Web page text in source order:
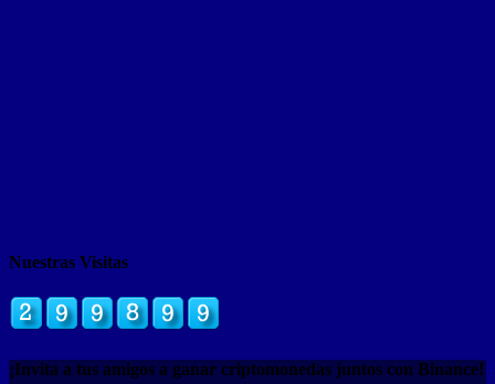
Nuestras Visitas
¡Invita a tus amigos a ganar criptomonedas juntos con Binance!